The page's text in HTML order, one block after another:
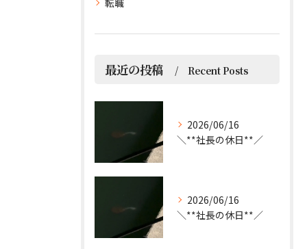
転職
最近の投稿 Recent Posts
2026/06/16
＼**社長の休日**／
2026/06/16
＼**社長の休日**／